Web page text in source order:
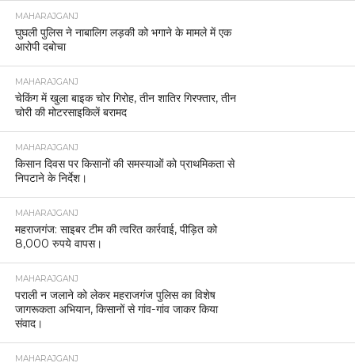
MAHARAJGANJ
घुघली पुलिस ने नाबालिग लड़की को भगाने के मामले में एक
आरोपी दबोचा
MAHARAJGANJ
चेकिंग में खुला बाइक चोर गिरोह, तीन शातिर गिरफ्तार, तीन
चोरी की मोटरसाइकिलें बरामद
MAHARAJGANJ
किसान दिवस पर किसानों की समस्याओं को प्राथमिकता से
निपटाने के निर्देश।
MAHARAJGANJ
महराजगंज: साइबर टीम की त्वरित कार्रवाई, पीड़ित को
8,000 रुपये वापस।
MAHARAJGANJ
पराली न जलाने को लेकर महराजगंज पुलिस का विशेष
जागरूकता अभियान, किसानों से गांव-गांव जाकर किया
संवाद।
MAHARAJGANJ